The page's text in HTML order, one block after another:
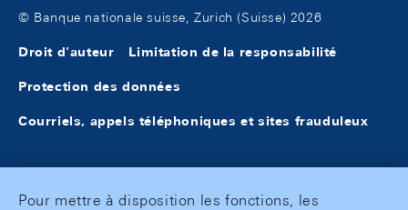
© Banque nationale suisse, Zurich (Suisse) 2026
Droit d'auteur Limitation de la responsabilité
Protection des données
Courriels, appels téléphoniques et sites frauduleux
Pour mettre à disposition les fonctions, les